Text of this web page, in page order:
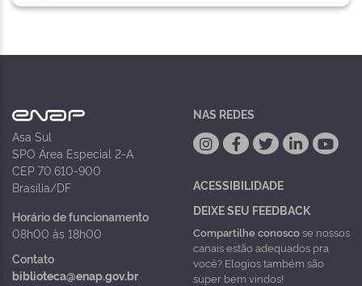
Asa Sul
SPO Área Especial 2-A
CEP 70.610-900
Brasília/DF
Horário de funcionamento
08h00 às 18h00
Contato
biblioteca@enap.gov.br
NAS REDES
ACESSIBILIDADE
DEIXE SEU FEEDBACK
Compartilhe conoscose nossos
canais estão adequados pra
você? Elogios também são
super bem vindos!